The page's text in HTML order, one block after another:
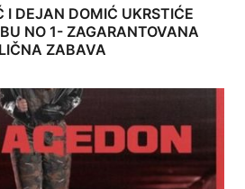
I DEJAN DOMIĆ UKRSTIĆE
NO 1- ZAGARANTOVANA
ZABAVA